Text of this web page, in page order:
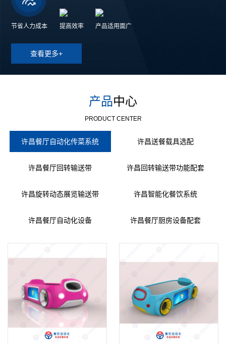
节省人力成本 提高效率 产品适用面广
查看更多+
产品中心
PRODUCT CENTER
许昌餐厅自动化传菜系统 许昌送餐载具选配
许昌餐厅回转输送带 许昌回转输送带功能配套
许昌旋转动态展览输送带 许昌智能化餐饮系统
许昌餐厅自动化设备 许昌餐厅厨房设备配套